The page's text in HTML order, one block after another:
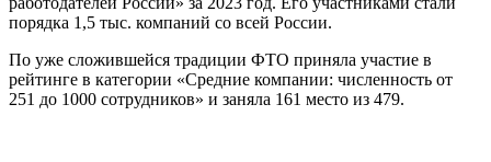
порядка 1,5 тыс. компаний со всей России.
По уже сложившейся традиции ФТО приняла участие в
рейтинге в категории «Средние компании: численность от
251 до 1000 сотрудников» и заняла 161 место из 479.